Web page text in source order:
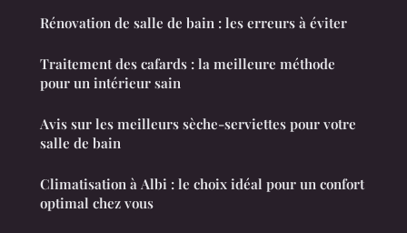
Rénovation de salle de bain : les erreurs à éviter
Traitement des cafards : la meilleure méthode
pour un intérieur sain
Avis sur les meilleurs sèche-serviettes pour votre
salle de bain
Climatisation à Albi : le choix idéal pour un confort
optimal chez vous